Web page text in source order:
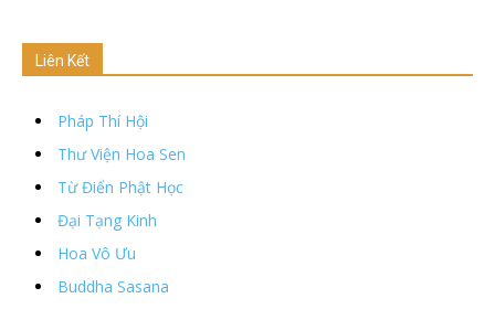
Liên Kết
Pháp Thí Hội
Thư Viện Hoa Sen
Từ Điển Phật Học
Đại Tạng Kinh
Hoa Vô Ưu
Buddha Sasana